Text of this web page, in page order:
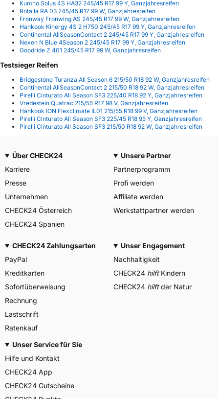
Kumho Solus 4S HA32 245/45 R17 99 Y, Ganzjahresreifen
Rotalla RA 03 245/45 R17 99 W, Ganzjahresreifen
Fronway Fronwing AS 245/45 R17 99 W, Ganzjahresreifen
Hankook Kinergy 4S 2 H750 245/45 R17 99 Y, Ganzjahresreifen
Continental AllSeasonContact 2 245/45 R17 99 Y, Ganzjahresreifen
Nexen N Blue 4Season 2 245/45 R17 99 Y, Ganzjahresreifen
Goodride Z 401 245/45 R17 99 W, Ganzjahresreifen
Testsieger Reifen
Bridgestone Turanza All Season 6 215/50 R18 92 W, Ganzjahresreifen
Continental AllSeasonContact 2 215/50 R18 92 W, Ganzjahresreifen
Pirelli Cinturato All Season SF3 225/40 R18 92 Y, Ganzjahresreifen
Vredestein Quatrac 215/55 R17 98 V, Ganzjahresreifen
Hankook ION Flexclimate IL01 215/55 R18 99 V, Ganzjahresreifen
Pirelli Cinturato All Season SF3 225/45 R18 95 Y, Ganzjahresreifen
Pirelli Cinturato All Season SF3 215/50 R18 92 W, Ganzjahresreifen
Über CHECK24
Karriere
Presse
Unternehmen
CHECK24 Österreich
CHECK24 Spanien
Unsere Partner
Partnerprogramm
Profi werden
Affiliate werden
Werkstattpartner werden
CHECK24 Zahlungsarten
PayPal
Kreditkarten
Sofortüberweisung
Rechnung
Lastschrift
Ratenkauf
Unser Engagement
Nachhaltigkeit
CHECK24 hilftKindern
CHECK24 hilftder Natur
Unser Service für Sie
Hilfe und Kontakt
CHECK24 App
CHECK24 Gutscheine